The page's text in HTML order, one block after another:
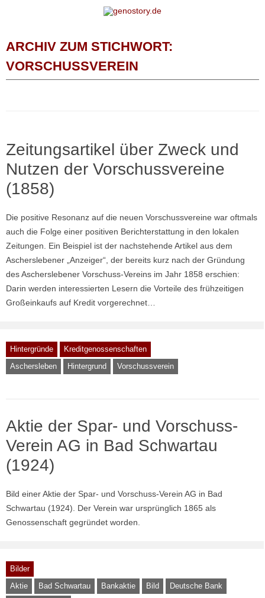
ARCHIV ZUM STICHWORT:
VORSCHUSSVEREIN
Zeitungsartikel über Zweck und
Nutzen der Vorschussvereine
(1858)
Die positive Resonanz auf die neuen Vorschussvereine war oftmals
auch die Folge einer positiven Berichterstattung in den lokalen
Zeitungen. Ein Beispiel ist der nachstehende Artikel aus dem
Ascherslebener „Anzeiger“, der bereits kurz nach der Gründung
des Ascherslebener Vorschuss-Vereins im Jahr 1858 erschien:
Darin werden interessierten Lesern die Vorteile des frühzeitigen
Großeinkaufs auf Kredit vorgerechnet…
Hintergründe
Kreditgenossenschaften
Aschersleben
Hintergrund Vorschussverein
Aktie der Spar- und Vorschuss-
Verein AG in Bad Schwartau
(1924)
Bild einer Aktie der Spar- und Vorschuss-Verein AG in Bad
Schwartau (1924). Der Verein war ursprünglich 1865 als
Genossenschaft gegründet worden.
Bilder
Aktie
Bad Schwartau Bankaktie Bild
Deutsche Bank